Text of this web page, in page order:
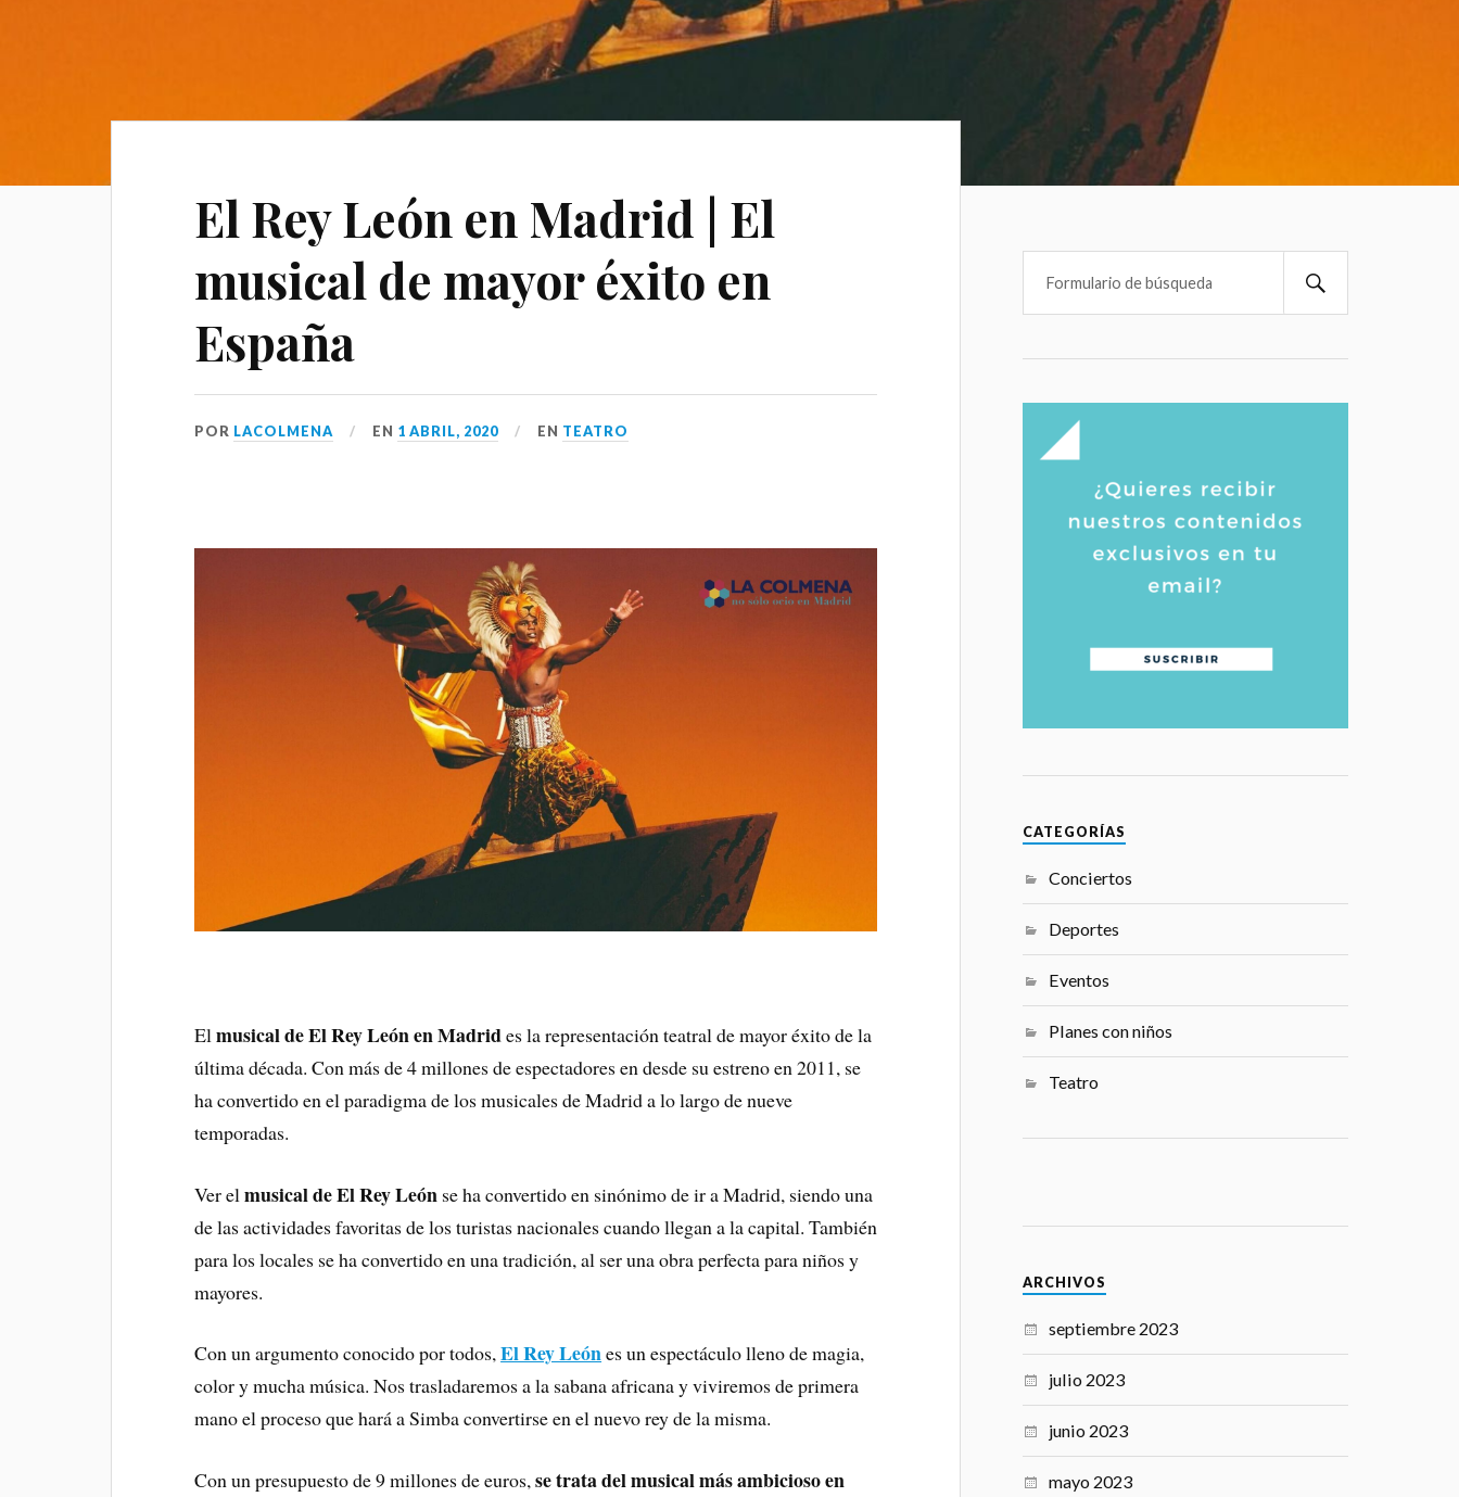
El Rey León en Madrid | El
musical de mayor éxito en
España
POR LACOLMENA EN 1 ABRIL, 2020 EN TEATRO
Elmusical de El Rey León en Madrides la representación teatral de mayor éxito de la
última década. Con más de 4 millones de espectadores en desde su estreno en 2011, se
ha convertido en el paradigma de los musicales de Madrid a lo largo de nueve
temporadas.
Ver elmusical de El Rey León se ha convertido en sinónimo de ir a Madrid, siendo una
de las actividades favoritas de los turistas nacionales cuando llegan a la capital. También
para los locales se ha convertido en una tradición, al ser una obra perfecta para niños y
mayores.
Con un argumento conocido por todos,El Rey Leónes un espectáculo lleno de magia,
color y mucha música. Nos trasladaremos a la sabana africana y viviremos de primera
mano el proceso que hará a Simba convertirse en el nuevo rey de la misma.
Con un presupuesto de 9 millones de euros,se trata del musical más ambicioso en
CATEGORÍAS
Conciertos
Deportes
Eventos
Planes con niños
Teatro
ARCHIVOS
septiembre 2023
julio 2023
junio 2023
mayo 2023